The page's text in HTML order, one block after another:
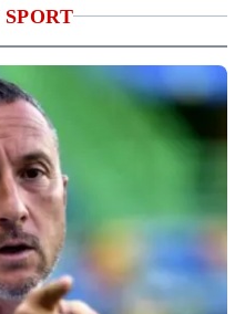
SPORT